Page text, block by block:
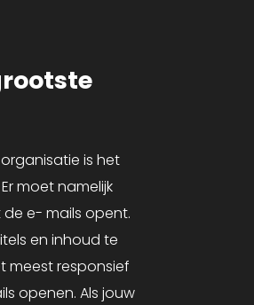
is het
moet namelijk
e- mails opent.
en inhoud te
meest responsief
openen. Als jouw